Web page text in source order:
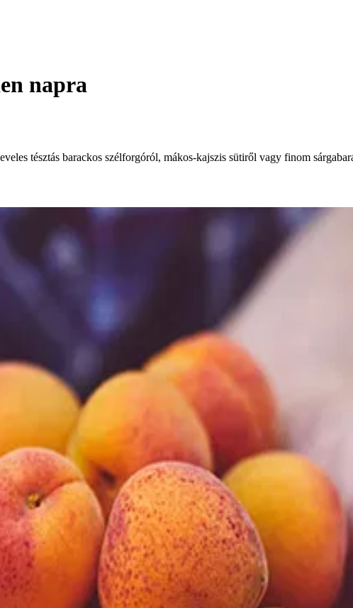
napra
tésztás barackos szélforgóról, mákos-kajszis sütiről vagy finom